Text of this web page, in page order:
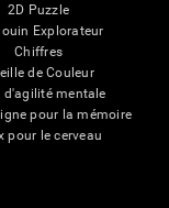
2D Puzzle
Explorateur
Chiffres
de Couleur
d'agilité mentale
pour la mémoire
pour le cerveau